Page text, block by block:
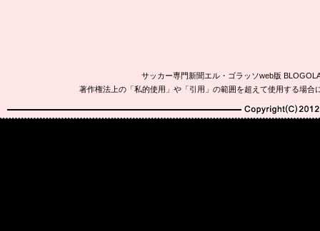
サッカー専門新聞エル・ゴラッソweb版
著作権法上の「私的使用」や「引用」の範囲を超えて使用する場
Copyright(C)2010-